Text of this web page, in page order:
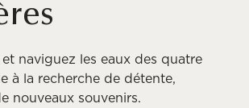
naviguez les eaux des quatre
à la recherche de détente,
nouveaux souvenirs.